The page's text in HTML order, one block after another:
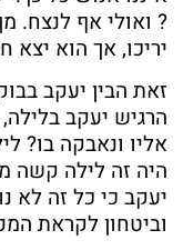
? ואולי אף לנצח.
יריכו, אך הוא יצא
זאת הבין יעקב
הרגיש יעקב
אליו ונאבקה בו?
היה זה לילה קשה
יעקב כי כל זה לא
וביטחון לקראת